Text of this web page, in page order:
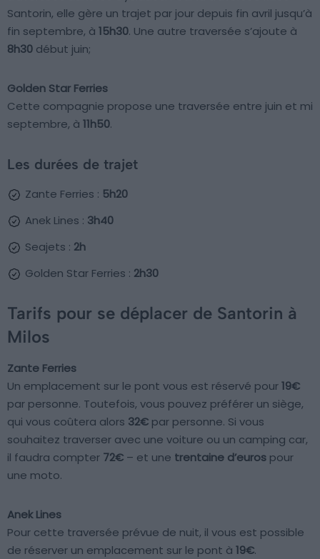
Santorin, elle gère un trajet par jour depuis fin avril jusqu’à
fin septembre, à 15h30. Une autre traversée s’ajoute à
8h30 début juin;
Golden Star Ferries
Cette compagnie propose une traversée entre juin et mi
septembre, à 11h50.
Les durées de trajet
Zante Ferries : 5h20
Anek Lines : 3h40
Seajets : 2h
Golden Star Ferries : 2h30
Tarifs pour se déplacer de Santorin à
Milos
Zante Ferries
Un emplacement sur le pont vous est réservé pour19€
par personne. Toutefois, vous pouvez préférer un siège,
qui vous coûtera alors 32€ par personne. Si vous
souhaitez traverser avec une voiture ou un camping car,
il faudra compter 72€ – et une trentaine d’euros pour
une moto.
Anek Lines
Pour cette traversée prévue de nuit, il vous est possible
de réserver un emplacement sur le pont à 19€.